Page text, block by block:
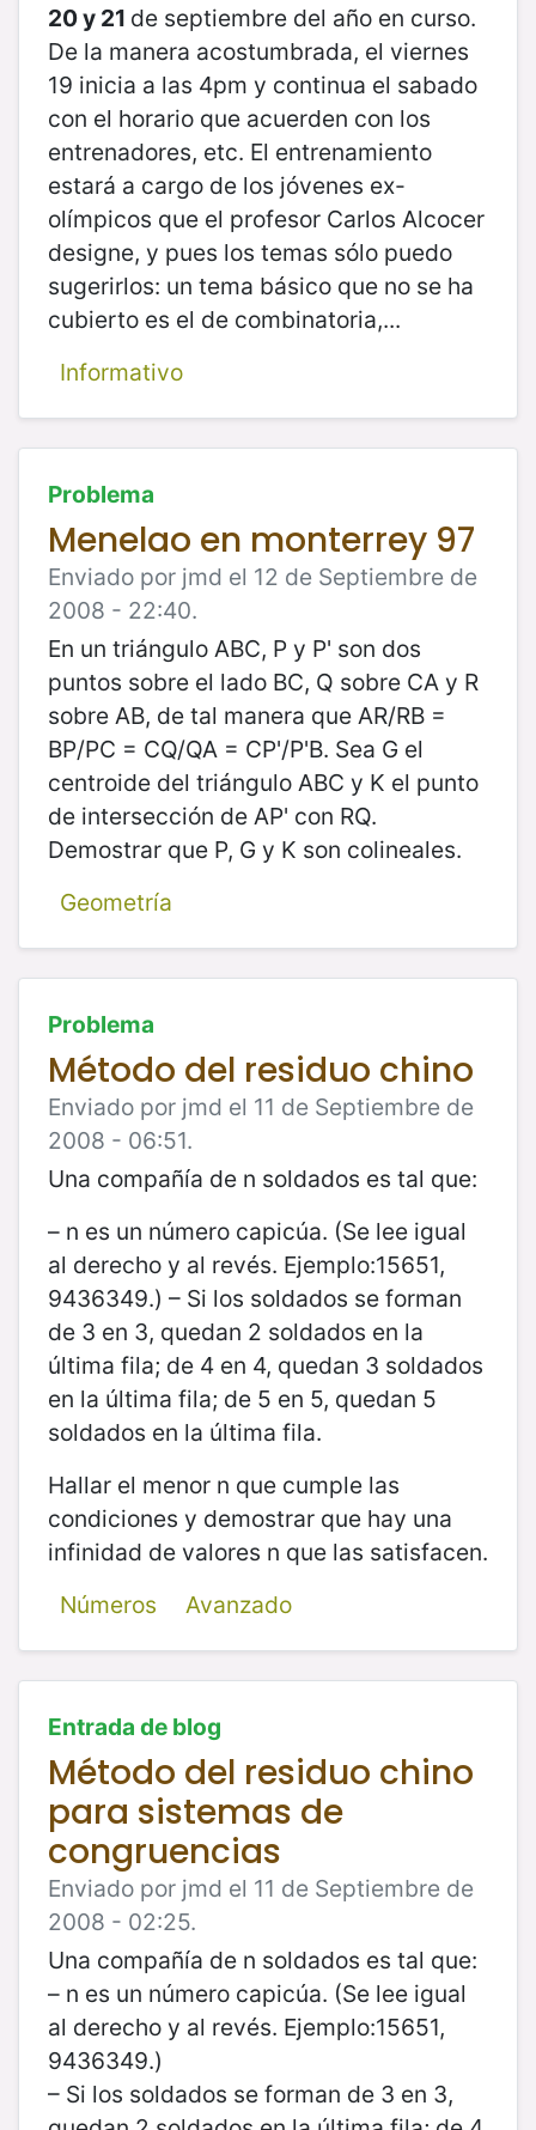
20 y 21 de septiembre del año en curso.
De la manera acostumbrada, el viernes
19 inicia a las 4pm y continua el sabado
con el horario que acuerden con los
entrenadores, etc. El entrenamiento
estará a cargo de los jóvenes ex-
olímpicos que el profesor Carlos Alcocer
designe, y pues los temas sólo puedo
sugerirlos: un tema básico que no se ha
cubierto es el de combinatoria,...
Informativo
Problema
Menelao en monterrey 97
Enviado por jmd el 12 de Septiembre de
2008 - 22:40.
En un triángulo ABC, P y P' son dos
puntos sobre el lado BC, Q sobre CA y R
sobre AB, de tal manera que AR/RB =
BP/PC = CQ/QA = CP'/P'B. Sea G el
centroide del triángulo ABC y K el punto
de intersección de AP' con RQ.
Demostrar que P, G y K son colineales.
Geometría
Problema
Método del residuo chino
Enviado por jmd el 11 de Septiembre de
2008 - 06:51.
Una compañía de n soldados es tal que:
– n es un número capicúa. (Se lee igual
al derecho y al revés. Ejemplo:15651,
9436349.) – Si los soldados se forman
de 3 en 3, quedan 2 soldados en la
última fila; de 4 en 4, quedan 3 soldados
en la última fila; de 5 en 5, quedan 5
soldados en la última fila.
Hallar el menor n que cumple las
condiciones y demostrar que hay una
infinidad de valores n que las satisfacen.
Números
Avanzado
Entrada de blog
Método del residuo chino
para sistemas de
congruencias
Enviado por jmd el 11 de Septiembre de
2008 - 02:25.
Una compañía de n soldados es tal que:
– n es un número capicúa. (Se lee igual
al derecho y al revés. Ejemplo:15651,
9436349.)
– Si los soldados se forman de 3 en 3,